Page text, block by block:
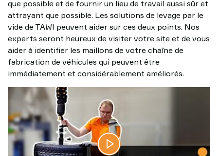
que possible et de fournir un lieu de travail aussi sûr et
attrayant que possible. Les solutions de levage par le
vide de TAWI peuvent aider sur ces deux points. Nos
experts seront heureux de visiter votre site et de vous
aider à identifier les maillons de votre chaîne de
fabrication de véhicules qui peuvent être
immédiatement et considérablement améliorés.